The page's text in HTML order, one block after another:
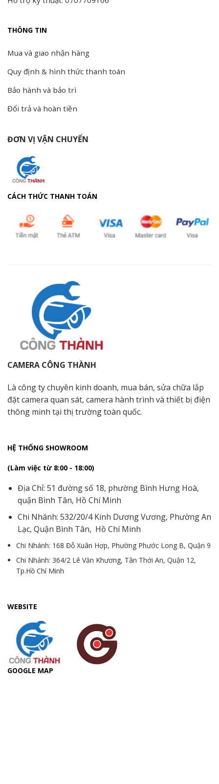
THÔNG TIN
Mua và giao nhận hàng
Quy định & hình thức thanh toán
Bảo hành và bảo trì
Đổi trả và hoàn tiền
ĐƠN VỊ VẬN CHUYỂN
CÁCH THỨC THANH TOÁN
CAMERA CÔNG THÀNH
Là công ty chuyên kinh doanh, mua bán, sửa chữa lắp
đặt camera quan sát, camera hành trình và thiết bị điện
thông minh tại thị trường toàn quốc.
HỆ THỐNG SHOWROOM
(Làm việc từ 8:00 - 18:00)
Địa Chỉ: 51 đường số 18, phường Bình Hưng Hoà,
quận Bình Tân, Hồ Chí Minh
Chi Nhánh: 532/20/4 Kinh Dương Vương, Phường An
Lạc, Quận Bình Tân, Hồ Chí Minh
Chi Nhánh: 168 Đỗ Xuân Hợp, Phường Phước Long B, Quận 9
Chi Nhánh: 364/2 Lê Văn Khương, Tân Thới An, Quận 12,
Tp.Hồ Chí Minh
WEBSITE
GOOGLE MAP